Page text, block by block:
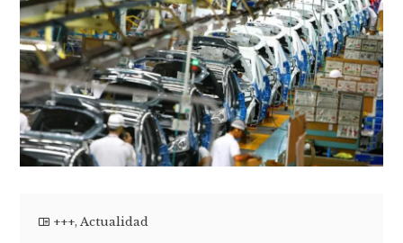
+++,Actualidad